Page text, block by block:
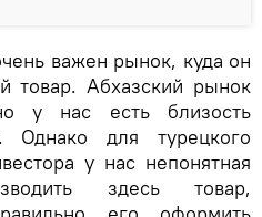
важен рынок, куда он
товар. Абхазский рынок
у нас есть близость
Однако для турецкого
у нас непонятная
здесь товар,